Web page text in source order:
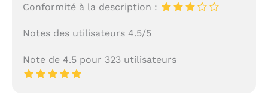
Conformité à la description :
Notes des utilisateurs 4.5/5
Note de 4.5 pour 323 utilisateurs